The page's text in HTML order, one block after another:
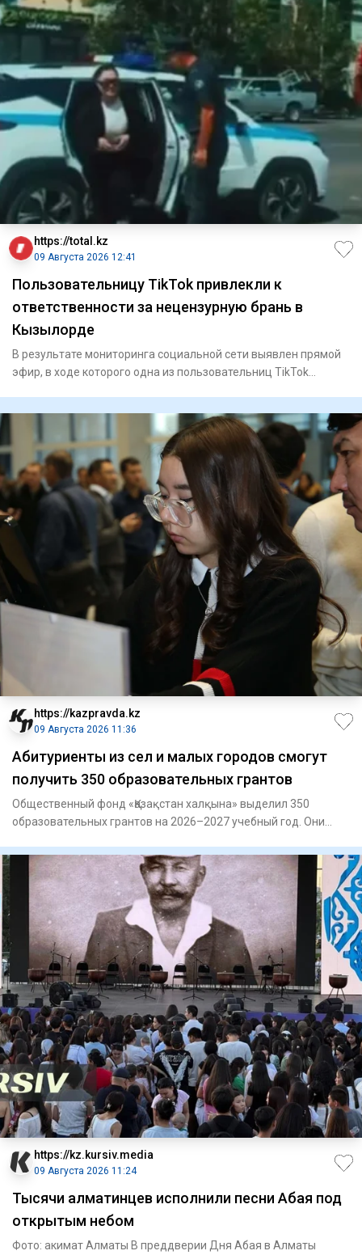
https://total.kz
09 Августа 2026 12:41
Пользовательницу TikTok привлекли к
ответственности за нецензурную брань в
Кызылорде
В результате мониторинга социальной сети выявлен прямой
эфир, в ходе которого одна из пользовательниц TikTok
https://kazpravda.kz
09 Августа 2026 11:36
Абитуриенты из сел и малых городов смогут
получить 350 образовательных грантов
Общественный фонд «Қазақстан халқына» выделил 350
образовательных грантов на 2026–2027 учебный год. Они
https://kz.kursiv.media
09 Августа 2026 11:24
Тысячи алматинцев исполнили песни Абая под
открытым небом
Фото: акимат Алматы В преддверии Дня Абая в Алматы